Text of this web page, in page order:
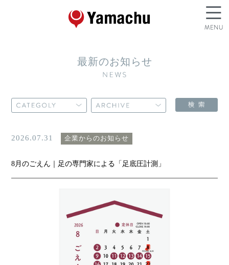
最新のお知らせ
2026.07.31 企業からのお知らせ
8月のごえん｜足の専門家による「足底圧計測」